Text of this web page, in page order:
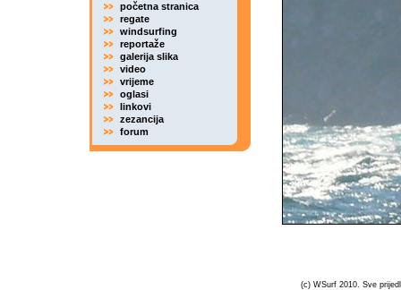
početna stranica
regate
windsurfing
reportaže
galerija slika
video
vrijeme
oglasi
linkovi
zezancija
forum
(c) WSurf 2010. Sve